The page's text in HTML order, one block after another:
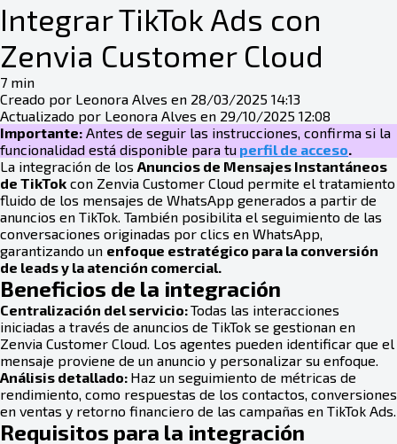
Integrar TikTok Ads con
Zenvia Customer Cloud
7 min
Creado por Leonora Alves en 28/03/2025 14:13
Actualizado por Leonora Alves en 29/10/2025 12:08
Importante: Antes de seguir las instrucciones, confirma si la
funcionalidad está disponible para tu perfil de acceso.
La integración de los Anuncios de Mensajes Instantáneos
de TikTok con Zenvia Customer Cloud permite el tratamiento
fluido de los mensajes de WhatsApp generados a partir de
anuncios en TikTok. También posibilita el seguimiento de las
conversaciones originadas por clics en WhatsApp,
garantizando un enfoque estratégico para la conversión
de leads y la atención comercial.
Beneficios de la integración
Centralización del servicio:Todas las interacciones
iniciadas a través de anuncios de TikTok se gestionan en
Zenvia Customer Cloud. Los agentes pueden identificar que el
mensaje proviene de un anuncio y personalizar su enfoque.
Análisis detallado: Haz un seguimiento de métricas de
rendimiento, como respuestas de los contactos, conversiones
en ventas y retorno financiero de las campañas en TikTok Ads.
Requisitos para la integración